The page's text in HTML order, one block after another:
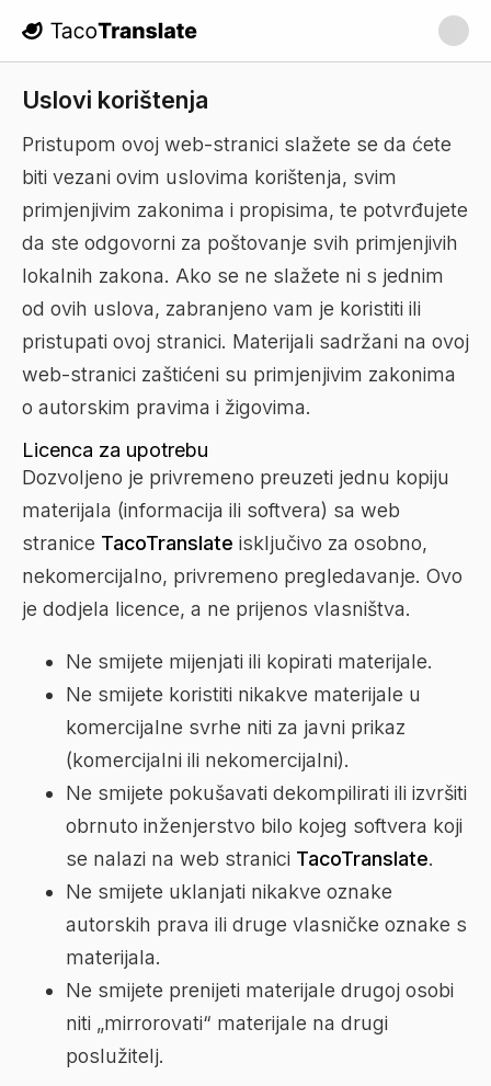
TacoTranslate
Uslovi korištenja
Pristupom ovoj web-stranici slažete se da ćete
biti vezani ovim uslovima korištenja, svim
primjenjivim zakonima i propisima, te potvrđujete
da ste odgovorni za poštovanje svih primjenjivih
lokalnih zakona. Ako se ne slažete ni s jednim
od ovih uslova, zabranjeno vam je koristiti ili
pristupati ovoj stranici. Materijali sadržani na ovoj
web-stranici zaštićeni su primjenjivim zakonima
o autorskim pravima i žigovima.
Licenca za upotrebu
Dozvoljeno je privremeno preuzeti jednu kopiju
materijala (informacija ili softvera) sa web
stranice TacoTranslate isključivo za osobno,
nekomercijalno, privremeno pregledavanje. Ovo
je dodjela licence, a ne prijenos vlasništva.
Ne smijete mijenjati ili kopirati materijale.
Ne smijete koristiti nikakve materijale u
komercijalne svrhe niti za javni prikaz
(komercijalni ili nekomercijalni).
Ne smijete pokušavati dekompilirati ili izvršiti
obrnuto inženjerstvo bilo kojeg softvera koji
se nalazi na web stranici TacoTranslate.
Ne smijete uklanjati nikakve oznake
autorskih prava ili druge vlasničke oznake s
materijala.
Ne smijete prenijeti materijale drugoj osobi
niti „mirrorovati“ materijale na drugi
poslužitelj.